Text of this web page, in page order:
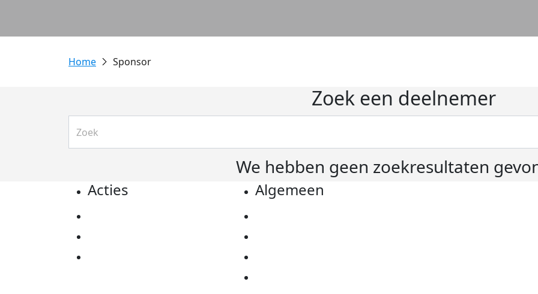
Sponsor
Zoek een deelnemer
We hebben geen zoekresultaten
Acties Algemeen